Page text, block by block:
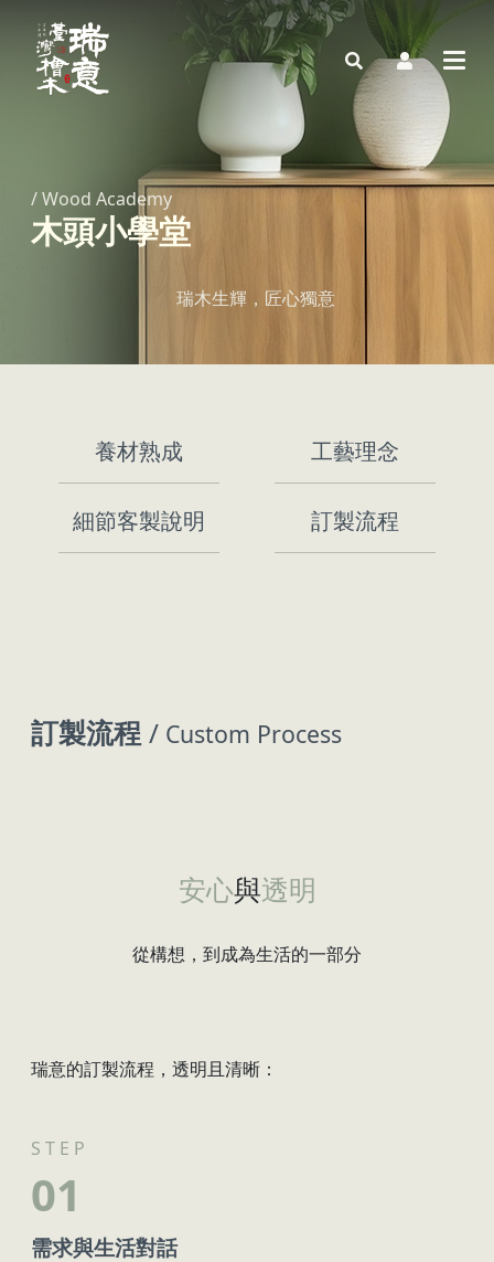
/ Wood Academy
木頭小學堂
瑞木生輝，匠心獨意
養材熟成 工藝理念
細節客製說明 訂製流程
訂製流程 / Custom Process
安心與透明
從構想，到成為生活的一部分
瑞意的訂製流程，透明且清晰：
S T E P
01
需求與生活對話